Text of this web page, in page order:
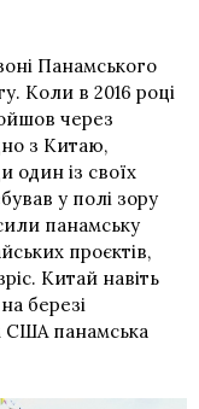
Панамського
Коли в 2016 році
через
з Китаю,
один із своїх
у полі зору
панамську
проєктів,
Китай навіть
березі
США панамська